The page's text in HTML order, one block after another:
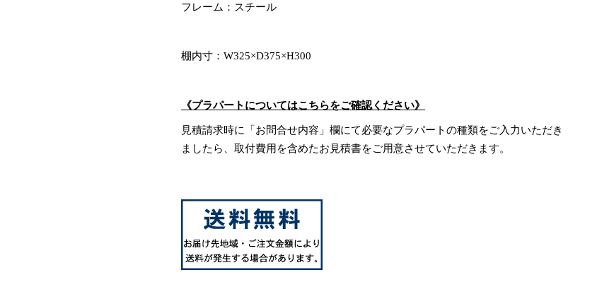
フレーム：スチール
棚内寸：W325×D375×H300
《プラパートについてはこちらをご確認ください》
見積請求時に「お問合せ内容」欄にて必要なプラパートの種類をご入力いただき
ましたら、取付費用を含めたお見積書をご用意させていただきます。